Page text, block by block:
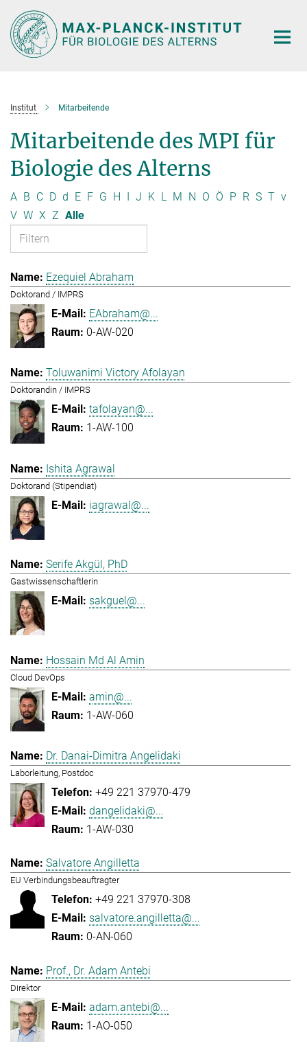
Hauptinhalt
Institut Mitarbeitende
Mitarbeitende des MPI für
Biologie des Alterns
A B C D d E F G H I J K L M N O Ö P R S T v
V W X Z Alle
Ezequiel Abraham
Doktorand / IMPRS
EAbraham@...
0-AW-020
Toluwanimi Victory Afolayan
Doktorandin / IMPRS
tafolayan@...
1-AW-100
Ishita Agrawal
Doktorand (Stipendiat)
iagrawal@...
Serife Akgül, PhD
Gastwissenschaftlerin
sakguel@...
Hossain Md Al Amin
Cloud DevOps
amin@...
1-AW-060
Dr. Danai-Dimitra Angelidaki
Laborleitung, Postdoc
+49 221 37970-479
dangelidaki@...
1-AW-030
Salvatore Angilletta
EU Verbindungsbeauftragter
+49 221 37970-308
salvatore.angilletta@...
0-AN-060
Prof., Dr. Adam Antebi
Direktor
adam.antebi@...
1-AO-050